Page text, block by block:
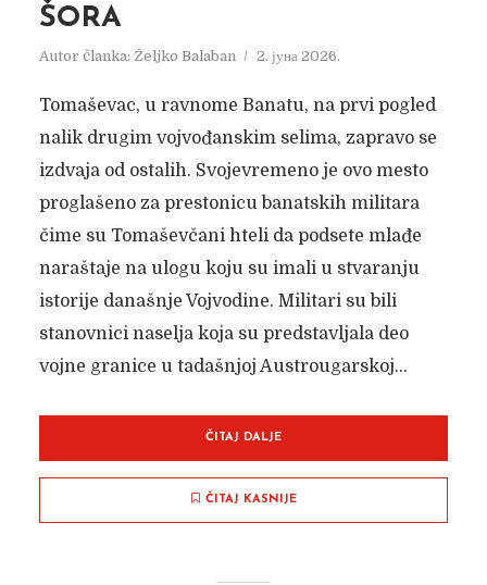
ŠORA
Autor članka: Željko Balaban 2. јуна 2026.
Tomaševac, u ravnome Banatu, na prvi pogled
nalik drugim vojvođanskim selima, zapravo se
izdvaja od ostalih. Svojevremeno je ovo mesto
proglašeno za prestonicu banatskih militara
čime su Tomaševčani hteli da podsete mlađe
naraštaje na ulogu koju su imali u stvaranju
istorije današnje Vojvodine. Militari su bili
stanovnici naselja koja su predstavljala deo
vojne granice u tadašnjoj Austrougarskoj...
ČITAJ DALJE
ČITAJ KASNIJE